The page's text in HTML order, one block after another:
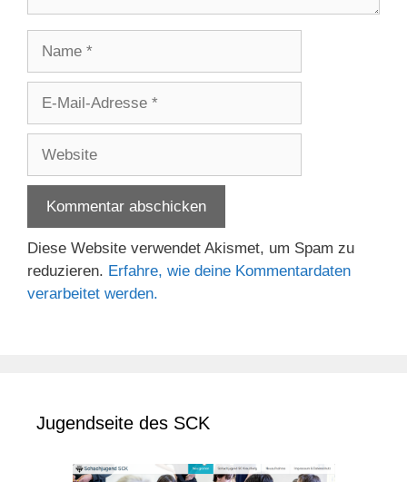
Adresse
Diese Website verwendet Akismet, um Spam zu
reduzieren. Erfahre, wie deine Kommentardaten
verarbeitet werden.
Jugendseite des SCK